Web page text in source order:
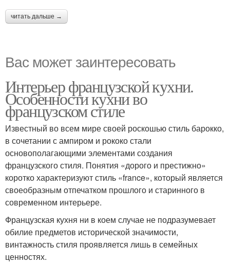
читать дальше →
Вас может заинтересовать
Интерьер французской кухни.
Особенности кухни во
французском стиле
Известный во всем мире своей роскошью стиль барокко,
в сочетании с ампиром и рококо стали
основополагающими элементами создания
французского стиля. Понятия «дорого и престижно»
коротко характеризуют стиль «france», который является
своеобразным отпечатком прошлого и старинного в
современном интерьере.
Французская кухня ни в коем случае не подразумевает
обилие предметов исторической значимости,
винтажность стиля проявляется лишь в семейных
ценностях.